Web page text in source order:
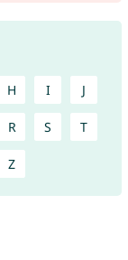
H I J
R S T
Z